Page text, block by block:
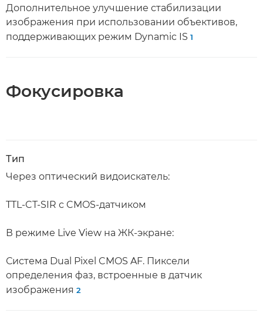
Дополнительное улучшение стабилизации
изображения при использовании объективов,
поддерживающих режим Dynamic IS 1
Фокусировка
Тип
Через оптический видоискатель:
TTL-CT-SIR с CMOS-датчиком
В режиме Live View на ЖК-экране:
Система Dual Pixel CMOS AF. Пиксели
определения фаз, встроенные в датчик
изображения 2